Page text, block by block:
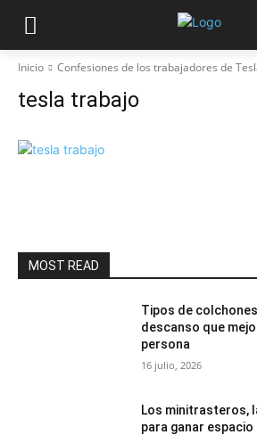
Inicio Confesiones de los trabajadores de
tesla trabajo
MOST READ
Tipos de
descanso que
persona
16 julio, 2026
Los minitrasteros,
para ganar